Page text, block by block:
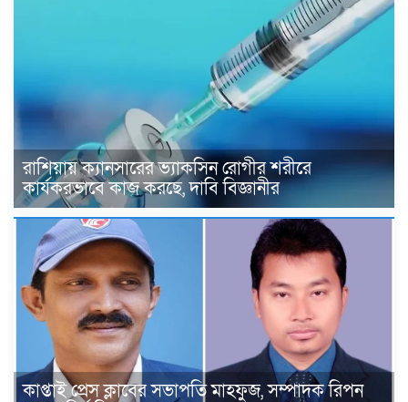
রাশিয়ায় ক্যানসারের ভ্যাকসিন রোগীর শরীরে
কার্যকরভাবে কাজ করছে, দাবি বিজ্ঞানীর
কাপ্তাই প্রেস ক্লাবের সভাপতি মাহফুজ, সম্পাদক রিপন